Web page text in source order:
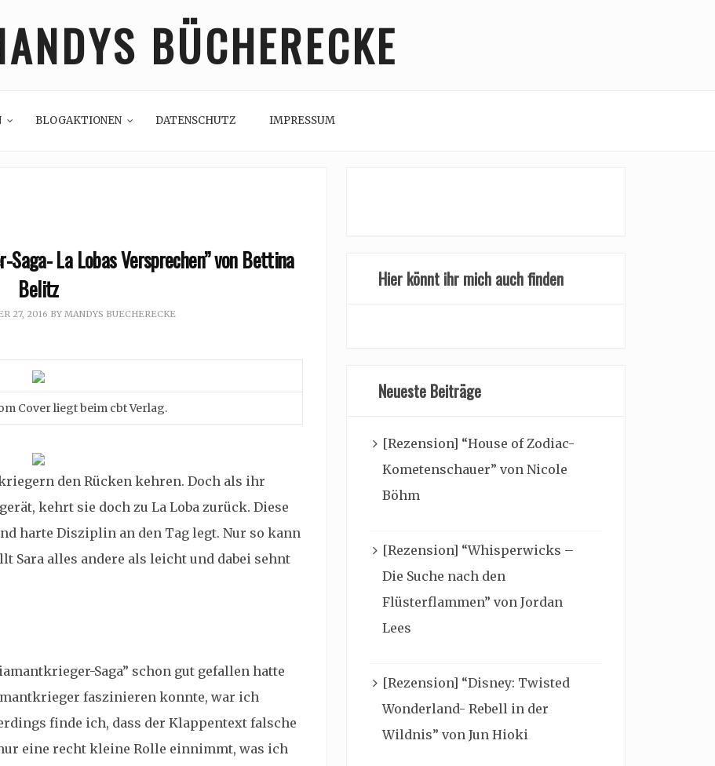
BÜCHERECKE
BLOGAKTIONEN DATENSCHUTZ IMPRESSUM
La Lobas Versprechen” von Bettina
Belitz
27, 2016 BY MANDYS BUECHERECKE
Cover liegt beim cbt Verlag.
den Rücken kehren. Doch als ihr
kehrt sie doch zu La Loba zurück. Diese
harte Disziplin an den Tag legt. Nur so kann
Sara alles andere als leicht und dabei sehnt
Saga” schon gut gefallen hatte
faszinieren konnte, war ich
finde ich, dass der Klappentext falsche
eine recht kleine Rolle einnimmt, was ich
Hier könnt ihr mich auch finden
Neueste Beiträge
[Rezension] “House of Zodiac-
Kometenschauer” von Nicole
Böhm
[Rezension] “Whisperwicks –
Die Suche nach den
Flüsterflammen” von Jordan
Lees
[Rezension] “Disney: Twisted
Wonderland- Rebell in der
Wildnis” von Jun Hioki